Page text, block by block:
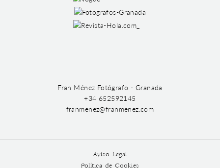
Fran Ménez Fotógrafo - Granada
+34 652592145
franmenez@franmenez.com
Aviso Legal
Política de Cookies